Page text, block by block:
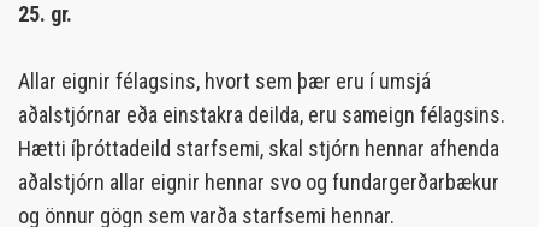
25. gr.
Allar eignir félagsins, hvort sem þær eru í umsjá
aðalstjórnar eða einstakra deilda, eru sameign félagsins.
Hætti íþróttadeild starfsemi, skal stjórn hennar afhenda
aðalstjórn allar eignir hennar svo og fundargerðarbækur
og önnur gögn sem varða starfsemi hennar.